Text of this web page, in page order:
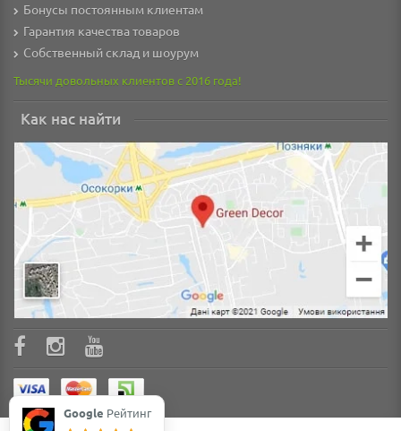
Бонусы постоянным клиентам
Гарантия качества товаров
Собственный склад и шоурум
Тысячи довольных клиентов с 2016 года!
Как нас найти
Google Рейтинг